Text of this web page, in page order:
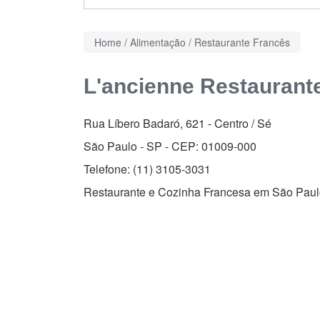
Home / Alimentação / Restaurante Francês
L'ancienne
Rua Líbero Badaró, 621 -Centro / Sé
São Paulo - SP - CEP: 01009-000
Telefone: (11) 3105-3031
Restaurante e Cozinha Francesa em São